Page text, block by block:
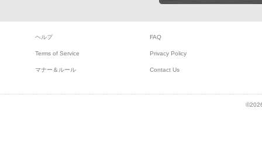
ヘルプ FAQ
Terms of Service Privacy Policy
マナー＆ルール Contact Us